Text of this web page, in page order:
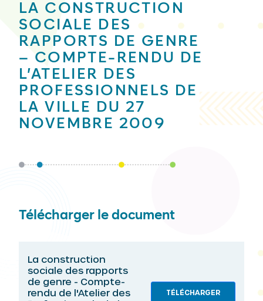
LA CONSTRUCTION
SOCIALE DES
RAPPORTS DE GENRE
– COMPTE-RENDU DE
L’ATELIER DES
PROFESSIONNELS DE
LA VILLE DU 27
NOVEMBRE 2009
Télécharger le document
La construction
sociale des rapports
de genre - Compte-
rendu de l'Atelier des
TÉLÉCHARGER